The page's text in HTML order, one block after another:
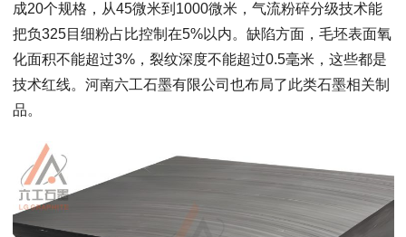
成20个规格，从45微米到1000微米，气流粉碎分级技术能
把负325目细粉占比控制在5%以内。缺陷方面，毛坯表面氧
化面积不能超过3%，裂纹深度不能超过0.5毫米，这些都是
技术红线。河南六工石墨有限公司也布局了此类石墨相关制
品。